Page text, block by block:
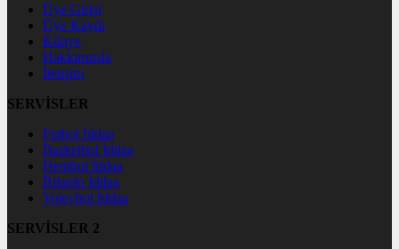
Üye Girişi
Üye Kaydı
Künye
Hakkımızda
İletişim
SERVİSLER
Futbol İddaa
Basketbol İddaa
Hentbol İddaa
Bilardo İddaa
Voleybol İddaa
SERVİSLER 2